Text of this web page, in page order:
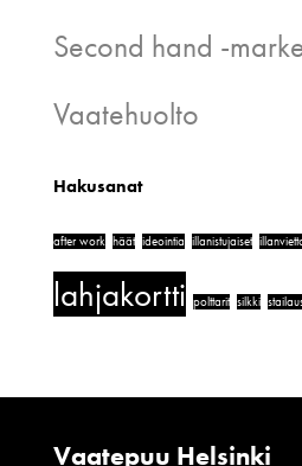
Second hand -
Vaatehuolto
Hakusanat
after work häät ideointia illanistujaiset
lahjakortti polttarit silkki
Vaatepuu Helsinki